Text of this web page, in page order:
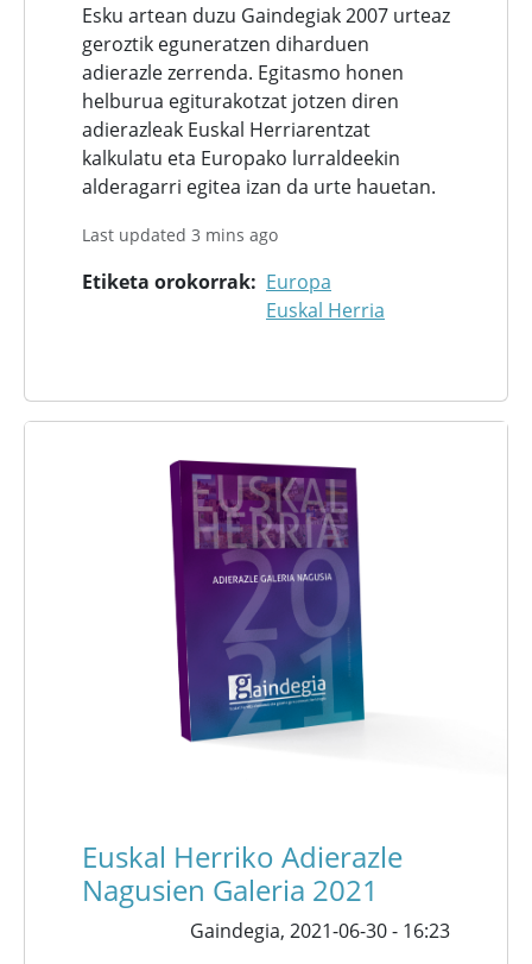
Esku artean duzu Gaindegiak 2007 urteaz
geroztik eguneratzen diharduen
adierazle zerrenda. Egitasmo honen
helburua egiturakotzat jotzen diren
adierazleak Euskal Herriarentzat
kalkulatu eta Europako lurraldeekin
alderagarri egitea izan da urte hauetan.
Last updated 3 mins ago
Etiketa orokorrak
Europa
Euskal Herria
Euskal Herriko Adierazle
Nagusien Galeria 2021
Gaindegia, 2021-06-30 - 16:23